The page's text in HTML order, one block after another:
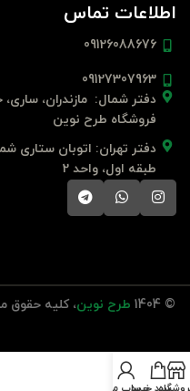
اطلاعات تماس
09126088676
09127307963
دفتر شمال: مازندران،
فروشگاه طرح نوین
طبقه اول، واحد 2
© 1404 طرح نوین، کلیه حقوق